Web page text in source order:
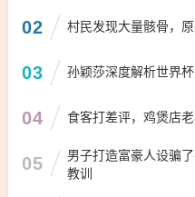
02 村民发现大量骸骨，
03 孙颖莎深度解析世界
04 食客打差评，鸡煲店
05
男子打造富豪人设骗
教训